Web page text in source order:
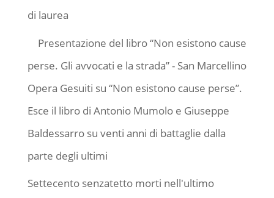
di laurea
Presentazione del libro “Non esistono cause
perse. Gli avvocati e la strada” - San Marcellino
Opera Gesuiti su “Non esistono cause perse”.
Esce il libro di Antonio Mumolo e Giuseppe
Baldessarro su venti anni di battaglie dalla
parte degli ultimi
Settecento senzatetto morti nell'ultimo